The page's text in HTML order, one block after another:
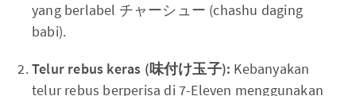
yang berlabel チャーシュー (chashu daging
babi).
Telur rebus keras (味付け玉子): Kebanyakan
telur rebus berperisa di 7-Eleven menggunakan